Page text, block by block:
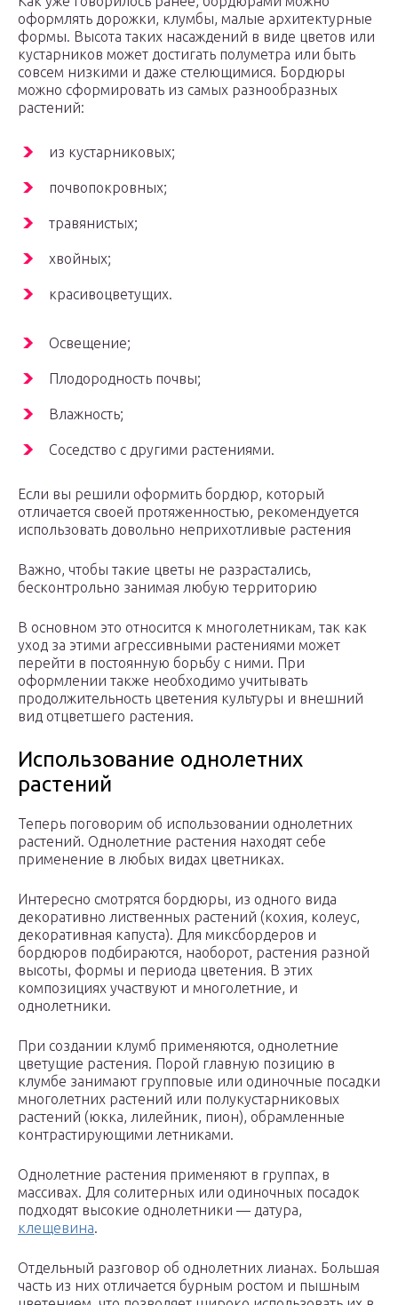
оформлять дорожки, клумбы, малые архитектурные
формы. Высота таких насаждений в виде цветов или
кустарников может достигать полуметра или быть
совсем низкими и даже стелющимися. Бордюры
можно сформировать из самых разнообразных
растений:
из кустарниковых;
почвопокровных;
травянистых;
хвойных;
красивоцветущих.
Освещение;
Плодородность почвы;
Влажность;
Соседство с другими растениями.
Если вы решили оформить бордюр, который
отличается своей протяженностью, рекомендуется
использовать довольно неприхотливые растения
Важно, чтобы такие цветы не разрастались,
бесконтрольно занимая любую территорию
В основном это относится к многолетникам, так как
уход за этими агрессивными растениями может
перейти в постоянную борьбу с ними. При
оформлении также необходимо учитывать
продолжительность цветения культуры и внешний
вид отцветшего растения.
Использование однолетних
растений
Теперь поговорим об использовании однолетних
растений. Однолетние растения находят себе
применение в любых видах цветниках.
Интересно смотрятся бордюры, из одного вида
декоративно лиственных растений (кохия, колеус,
декоративная капуста). Для миксбордеров и
бордюров подбираются, наоборот, растения разной
высоты, формы и периода цветения. В этих
композициях участвуют и многолетние, и
однолетники.
При создании клумб применяются, однолетние
цветущие растения. Порой главную позицию в
клумбе занимают групповые или одиночные посадки
многолетних растений или полукустарниковых
растений (юкка, лилейник, пион), обрамленные
контрастирующими летниками.
Однолетние растения применяют в группах, в
массивах. Для солитерных или одиночных посадок
подходят высокие однолетники — датура,
клещевина.
Отдельный разговор об однолетних лианах. Большая
часть из них отличается бурным ростом и пышным